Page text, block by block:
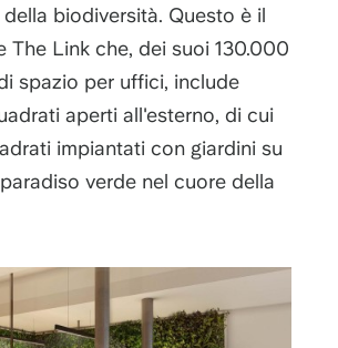
biodiversità. Questo è il
The Link che, dei suoi 130.000
spazio per uffici, include
aperti all'esterno, di cui
impiantati con giardini su
verde nel cuore della